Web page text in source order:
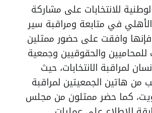
للانتخابات على مشاركة
في متابعة ومراقبة سير
فإنها وافقت على حضور ممثلين
للمحاميين والحقوقيين وجمعية
لمراقبة الانتخابات، حيث
من هاتين الجمعيتين لمراقبة
كما حضر ممثلون من مجلس